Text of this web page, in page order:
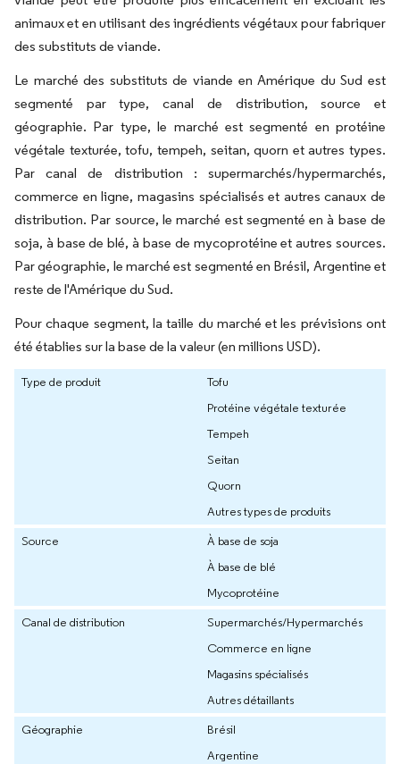
animaux et en utilisant des ingrédients végétaux pour fabriquer
des substituts de viande.
Le marché des substituts de viande en Amérique du Sud est
segmenté par type, canal de distribution, source et
géographie. Par type, le marché est segmenté en protéine
végétale texturée, tofu, tempeh, seitan, quorn et autres types.
Par canal de distribution : supermarchés/hypermarchés,
commerce en ligne, magasins spécialisés et autres canaux de
distribution. Par source, le marché est segmenté en à base de
soja, à base de blé, à base de mycoprotéine et autres sources.
Par géographie, le marché est segmenté en Brésil, Argentine et
reste de l'Amérique du Sud.
Pour chaque segment, la taille du marché et les prévisions ont
été établies sur la base de la valeur (en millions USD).
Type de produit
Tofu
Protéine végétale texturée
Tempeh
Seitan
Quorn
Autres types de produits
Source
À base de soja
À base de blé
Mycoprotéine
Canal de distribution
Supermarchés/Hypermarchés
Commerce en ligne
Magasins spécialisés
Autres détaillants
Géographie
Brésil
Argentine